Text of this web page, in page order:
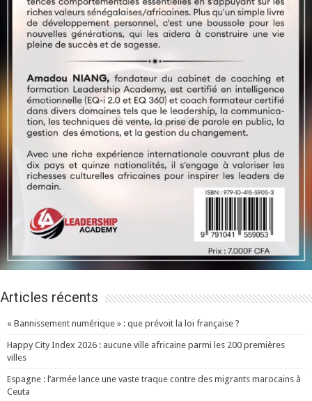
Articles récents
« Bannissement numérique » : que prévoit la loi française ?
Happy City Index 2026 : aucune ville africaine parmi les 200 premières
villes
Espagne : l’armée lance une vaste traque contre des migrants marocains à
Ceuta